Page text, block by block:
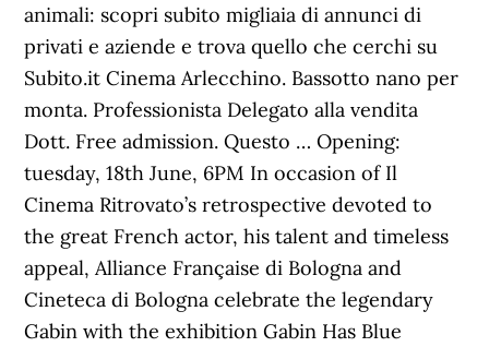
animali: scopri subito migliaia di annunci di
privati e aziende e trova quello che cerchi su
Subito.it Cinema Arlecchino. Bassotto nano per
monta. Professionista Delegato alla vendita
Dott. Free admission. Questo … Opening:
tuesday, 18th June, 6PM In occasion of Il
Cinema Ritrovato’s retrospective devoted to
the great French actor, his talent and timeless
appeal, Alliance Française di Bologna and
Cineteca di Bologna celebrate the legendary
Gabin with the exhibition Gabin Has Blue